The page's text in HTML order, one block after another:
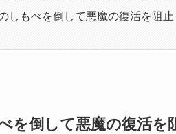
しもべを倒して悪魔の復活を阻
を倒して悪魔の復活を